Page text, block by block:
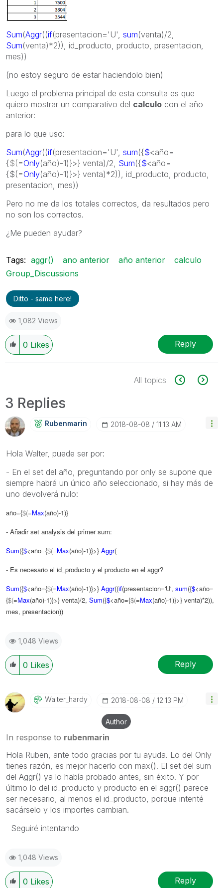
Sum(Aggr((if(presentacion='U', sum(venta)/2,
Sum(venta)*2)), id_producto, producto, presentacion,
mes))
(no estoy seguro de estar haciendolo bien)
Luego el problema principal de esta consulta es que
quiero mostrar un comparativo del calculo con el año
anterior:
para lo que uso:
Sum(Aggr((if(presentacion='U', sum({$<año=
{$(=Only(año)-1)}>} venta)/2, Sum({$<año=
{$(=Only(año)-1)}>} venta)*2)), id_producto, producto,
presentacion, mes))
Pero no me da los totales correctos, da resultados pero
no son los correctos.
¿Me pueden ayudar?
Tags: aggr() ano anterior año anterior
calculo
Group_Discussions
Ditto - same here!
1,082 Views
0 Likes Reply
All topics
3 Replies
Rubenmarin ‎2018-08-08 11:13 AM
Hola Walter, puede ser por:
- En el set del año, preguntando por only se supone que
siempre habrá un único año seleccionado, si hay más de
uno devolverá nulo:
año={$(=Max(año)-1)}
- Añadir set analysis del primer sum:
Sum({$<año={$(=Max(año)-1)}>} Aggr(
- Es necesario el id_producto y el producto en el aggr?
Sum({$<año={$(=Max(año)-1)}>} Aggr((if(presentacion='U', sum({$<año=
{$(=Max(año)-1)}>} venta)/2, Sum({$<año={$(=Max(año)-1)}>} venta)*2)),
mes, presentacion))
1,048 Views
0 Likes Reply
Walter_hardy ‎2018-08-08 12:13 PM
Author
In response to rubenmarin
Hola Ruben, ante todo gracias por tu ayuda. Lo del Only
tienes razón, es mejor hacerlo con max(). El set del sum
del Aggr() ya lo había probado antes, sin éxito. Y por
último lo del id_producto y producto en el aggr() parece
ser necesario, al menos el id_producto, porque intenté
sacárselo y los importes cambian.
Seguiré intentando
1,048 Views
0 Likes Reply